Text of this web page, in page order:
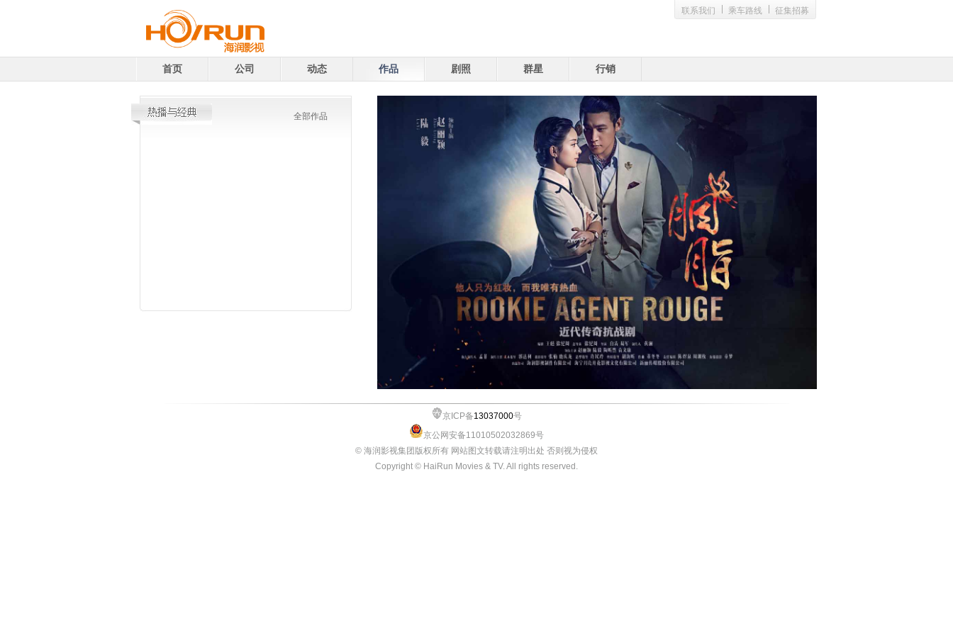
联系我们 乘车路线 征集招募
首页 公司 动态 作品 剧照 群星 行销
全部作品
京ICP备13037000号
京公网安备11010502032869号
© 海润影视集团版权所有 网站图文转载请注明出处 否则视为侵权
Copyright © HaiRun Movies & TV. All rights reserved.